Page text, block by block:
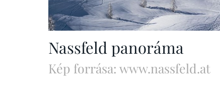
Nassfeld panoráma
Kép forrása: www.nassfeld.at